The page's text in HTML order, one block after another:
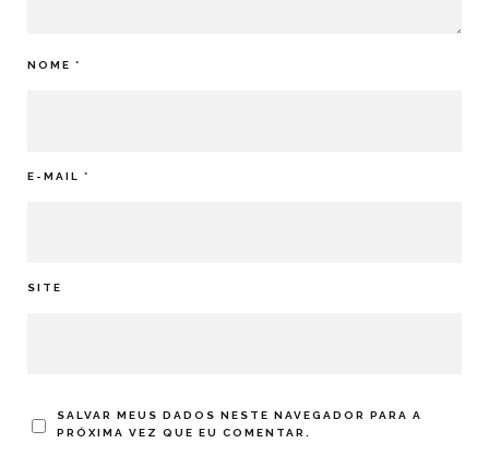
NOME *
E-MAIL *
SITE
SALVAR MEUS DADOS NESTE NAVEGADOR PARA A
PRÓXIMA VEZ QUE EU COMENTAR.